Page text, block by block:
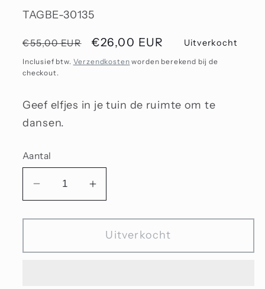
SKU:
TAGBE-30135
Normale
prijs
€55,00 EUR Aanbiedingsprijs
€26,00 EUR Uitverkocht
Inclusief btw. Verzendkosten worden berekend bij de
checkout.
Geef elfjes in je tuin de ruimte om te
dansen.
Aantal
Aantal
verlagen
voor
familie
Aantal
verhogen
voor
Waterlelie
familie
Uitverkocht